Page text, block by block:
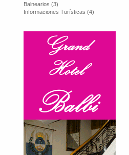
Balnearios (3)
Informaciones Turísticas (4)